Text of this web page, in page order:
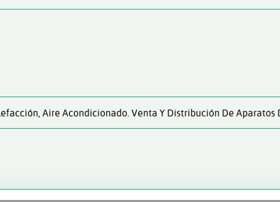
Aire Acondicionado. Venta Y Distribución De